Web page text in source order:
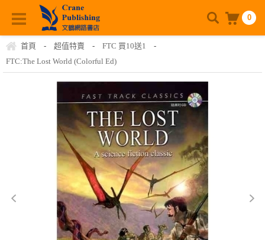
0
首頁 - 超值特賣 - FTC 買10送1
-
FTC:The Lost World (Colorful Ed)